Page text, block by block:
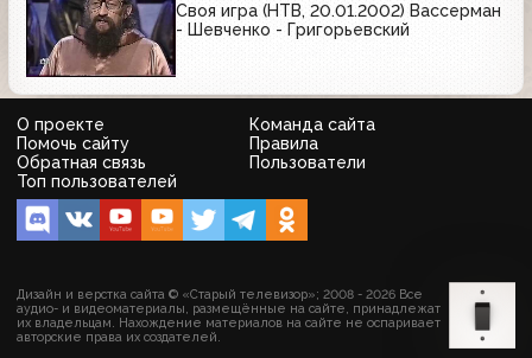
Своя игра (НТВ, 20.01.2002) Вассерман
- Шевченко - Григорьевский
О проекте
Команда сайта
Помочь сайту
Правила
Обратная связь
Пользователи
Топ пользователей
Дизайн и верстка сайта © «Старый телевизор»; 2008 - 2026 Все
аудио- и видеоматериалы, размещённые на сайте, принадлежат
их владельцам. Нахождение материалов на сайте не оспаривает
авторские права их создателей.